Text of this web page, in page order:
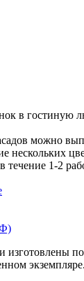
в гостиную
можно
нескольких
течение 1-2
изготовлены
экземпляре.